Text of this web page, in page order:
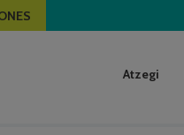
Atzegi